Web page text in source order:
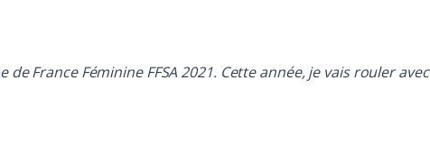
France Féminine FFSA 2021. Cette année, je vais rouler avec